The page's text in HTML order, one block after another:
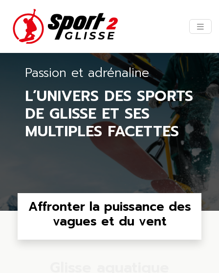
Passion et adrénaline
L’UNIVERS DES SPORTS
DE GLISSE ET SES
MULTIPLES FACETTES
Affronter la puissance des
vagues et du vent